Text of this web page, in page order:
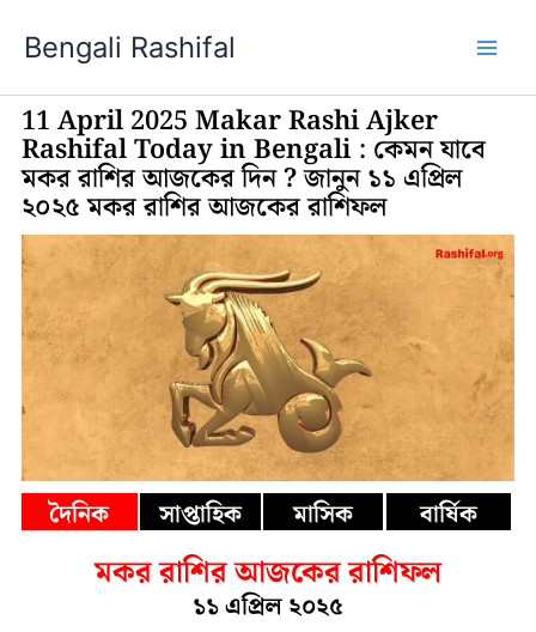
Bengali Rashifal
11 April 2025 Makar Rashi Ajker
Rashifal Today in Bengali : কেমন যাবে
মকর রাশির আজকের দিন ? জানুন ১১ এপ্রিল
২০২৫ মকর রাশির আজকের রাশিফল
দৈনিক সাপ্তাহিক মাসিক বার্ষিক
মকর রাশির আজকের রাশিফল
১১ এপ্রিল ২০২৫